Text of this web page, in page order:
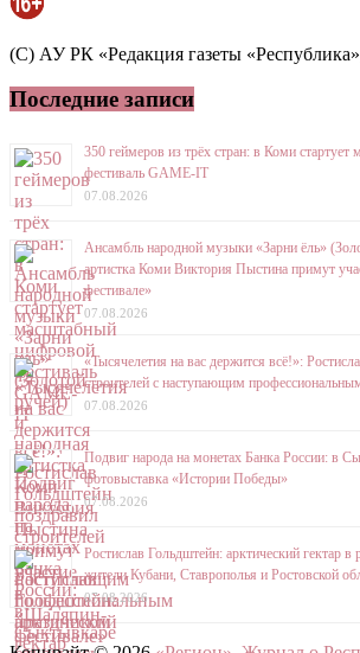
(C) АУ РК «Редакция газеты
Последние записи
350 геймеров из трёх стран: в Коми
фестиваль GAME-IT
07.08.2026
Ансамбль народной музыки «Зарни ёль»
артистка Коми Виктория Пыстина примут
фестивале»
07.08.2026
«Тысячелетия на вас держится всё!»:
строителей с наступающим
07.08.2026
Подвиг народа на монетах Банка России: в
фотовыставка «Истории Победы»
07.08.2026
Ростислав Гольдштейн: арктический гектар
жители Кубани, Ставрополья и Ростовской
07.08.2026